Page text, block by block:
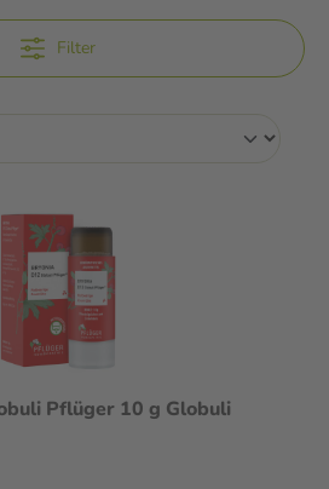
Filter
Pflüger 10 g Globuli